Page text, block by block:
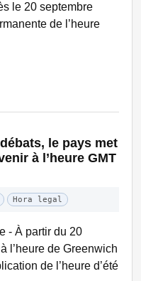
le 20 septembre
de l’heure
le pays met
à l’heure GMT
Hora legal
- À partir du 20
l’heure de Greenwich
de l’heure d’été